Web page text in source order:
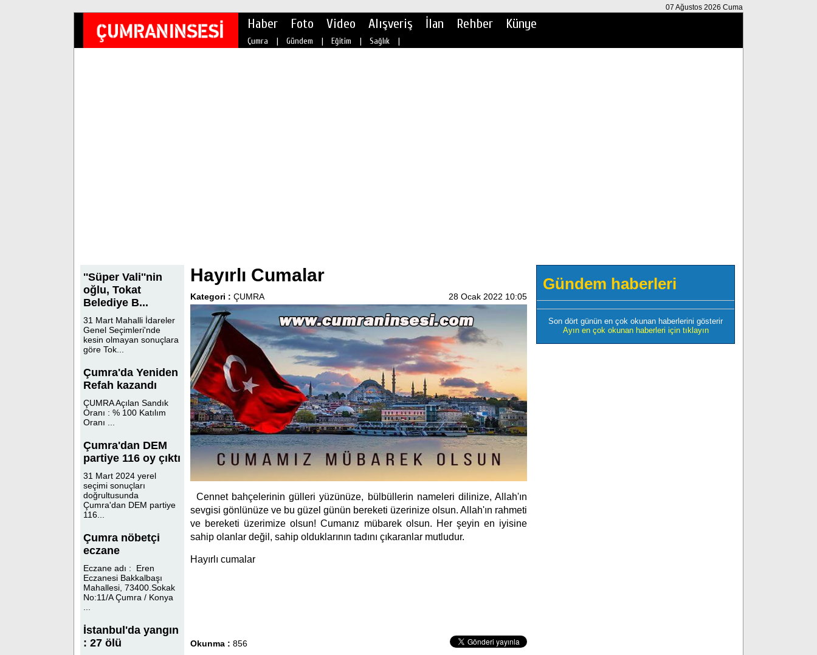
07 Ağustos 2026 Cuma
Haber Foto Video Alışveriş İlan Rehber Künye
Çumra | Gündem | Eğitim | Sağlık |
''Süper Vali''nin
oğlu, Tokat
Belediye B...
31 Mart Mahalli İdareler
Genel Seçimleri'nde
kesin olmayan sonuçlara
göre Tok...
Çumra'da Yeniden
Refah kazandı
ÇUMRA Açılan Sandık
Oranı : % 100 Katılım
Oranı ...
Çumra'dan DEM
partiye 116 oy çıktı
31 Mart 2024 yerel
seçimi sonuçları
doğrultusunda
Çumra'dan DEM partiye
116...
Çumra nöbetçi
eczane
Eczane adı : Eren
Eczanesi Bakkalbaşı
Mahallesi, 73400.Sokak
No:11/A Çumra / Konya
İstanbul'da yangın
: 27 ölü
Hayırlı Cumalar
Kategori : ÇUMRA 28 Ocak 2022 10:05
Cennet bahçelerinin gülleri yüzünüze, bülbüllerin nameleri dilinize, Allah'ın
sevgisi gönlünüze ve bu güzel günün bereketi üzerinize olsun. Allah'ın rahmeti
ve bereketi üzerimize olsun! Cumanız mübarek olsun. Her şeyin en iyisine
sahip olanlar değil, sahip olduklarının tadını çıkaranlar mutludur.
Hayırlı cumalar
Okunma : 856
Gündem haberleri
Son dört günün en çok okunan haberlerini gösterir
Ayın en çok okunan haberleri için tıklayın